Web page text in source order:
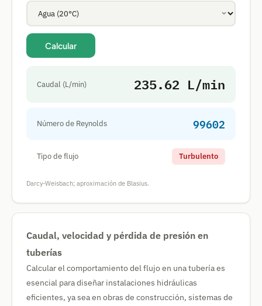
Calcular
Caudal (L/min) 235.62 L/min
Número de Reynolds 99602
Tipo de flujo Turbulento
Darcy-Weisbach; aproximación de Blasius.
Caudal, velocidad y pérdida de presión en
tuberías
Calcular el comportamiento del flujo en una tubería es
esencial para diseñar instalaciones hidráulicas
eficientes, ya sea en obras de construcción, sistemas de